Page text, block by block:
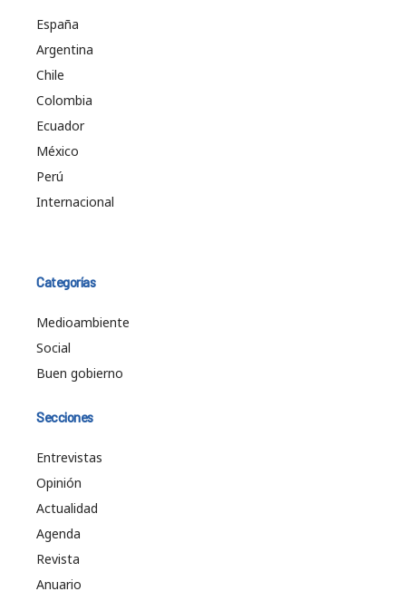
España
Argentina
Chile
Colombia
Ecuador
México
Perú
Internacional
Categorías
Medioambiente
Social
Buen gobierno
Secciones
Entrevistas
Opinión
Actualidad
Agenda
Revista
Anuario